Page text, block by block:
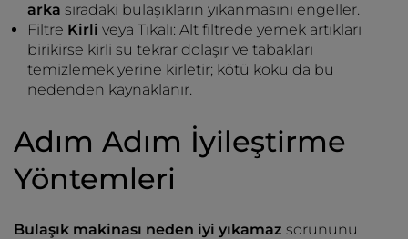
arka sıradaki bulaşıkların yıkanmasını engeller.
Filtre Kirli veya Tıkalı: Alt filtrede yemek artıkları
birikirse kirli su tekrar dolaşır ve tabakları
temizlemek yerine kirletir; kötü koku da bu
nedenden kaynaklanır.
Adım Adım İyileştirme
Yöntemleri
Bulaşık makinası neden iyi yıkamaz sorununu